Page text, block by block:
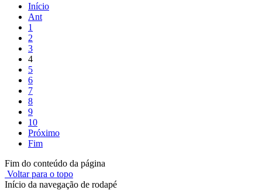
Início
Ant
1
2
3
4
5
6
7
8
9
10
Próximo
Fim
Fim do conteúdo da página
Voltar para o topo
Início da navegação de rodapé